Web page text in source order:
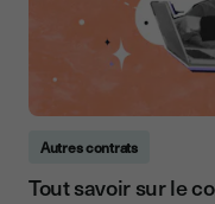
Autres contrats
Tout savoir sur le